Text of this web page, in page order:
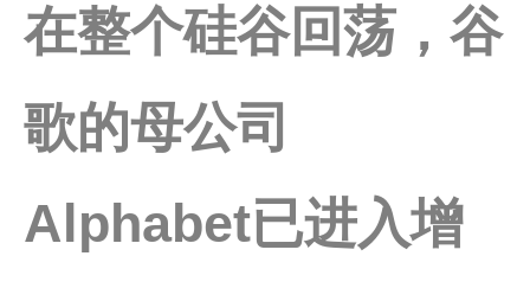
在整个硅谷回荡，谷
歌的母公司
Alphabet已进入增